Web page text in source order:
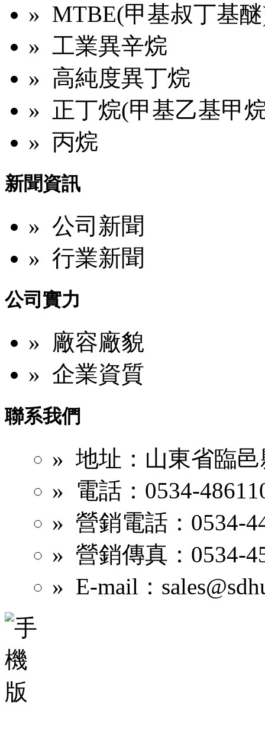
» MTBE(甲基叔丁基
» 工業異辛烷
» 高純度異丁烷
» 正丁烷(甲基乙基甲
» 丙烷
新聞資訊
» 公司新聞
» 行業新聞
公司實力
» 廠容廠貌
» 企業資質
聯系我們
» 地址：山東省臨
» 電話：0534-
» 營銷電話：0534-
» 營銷傳真：0534-
» E-mail：